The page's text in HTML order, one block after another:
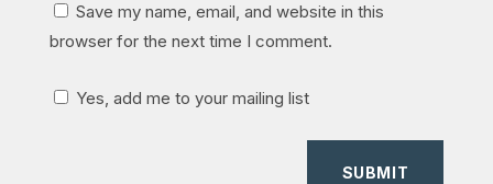
Save my name, email, and website in this
browser for the next time I comment.
Yes, add me to your mailing list
SUBMIT